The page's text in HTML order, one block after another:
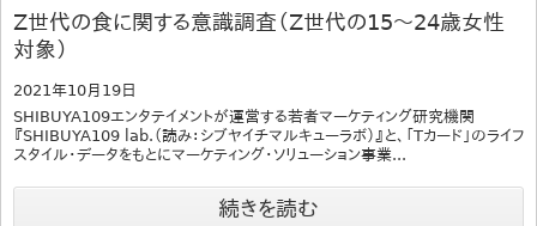
Z世代の食に関する意識調査（Z世代の15～24歳女性
対象）
2021年10月19日
SHIBUYA109エンタテイメントが運営する若者マーケティング研究機関
『SHIBUYA109 lab.（読み：シブヤイチマルキューラボ）』と、「Tカード」のライフ
スタイル・データをもとにマーケティング・ソリューション事業...
続きを読む